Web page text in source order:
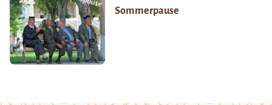
Sommerpause